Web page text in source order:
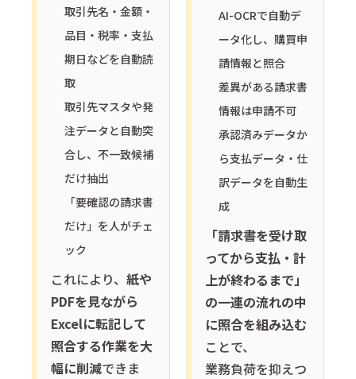
取引先名・金額・
品目・税率・支払
期日などを自動読
取
取引先マスタや発
注データと自動突
合し、不一致候補
だけ抽出
「要確認の請求書
だけ」を人がチェ
ック
これにより、 紙や
PDFを見ながら
Excelに転記して
照合する作業を大
幅に削減できま
AI-OCRで自動デ
ータ化し、購買申
請情報と照合
差異がある請求書
情報は申請不可
承認済みデータか
ら支払データ・仕
訳データを自動生
成
「請求書を受け取
ってから支払・計
上が終わるまで」
の一連の流れの中
に照合を組み込む
ことで、
業務負荷を抑えつ